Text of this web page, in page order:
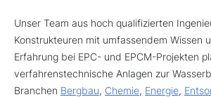
Unser Team aus hoch qualifizierten
Konstrukteuren mit umfassendem Wissen
Erfahrung bei EPC- und EPCM-Projekten
verfahrenstechnische Anlagen zur
Branchen Bergbau, Chemie, Energie,